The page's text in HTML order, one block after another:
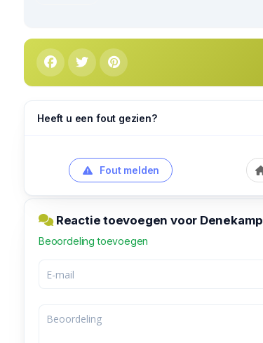
Heeft u een fout gezien?
Fout melden
Reactie toevoegen voor Denekamp
Beoordeling toevoegen